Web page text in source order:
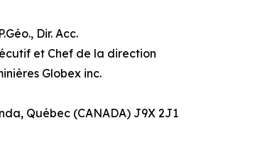
Dir. Acc.
et Chef de la direction
Globex inc.
Québec (CANADA) J9X 2J1